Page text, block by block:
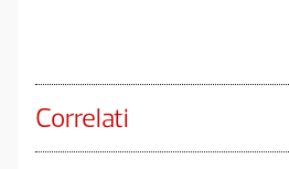
Correlati